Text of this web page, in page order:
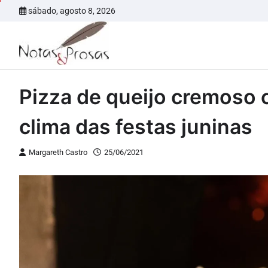
sábado, agosto 8, 2026
Pizza de queijo cremoso
clima das festas juninas
Margareth Castro 25/06/2021